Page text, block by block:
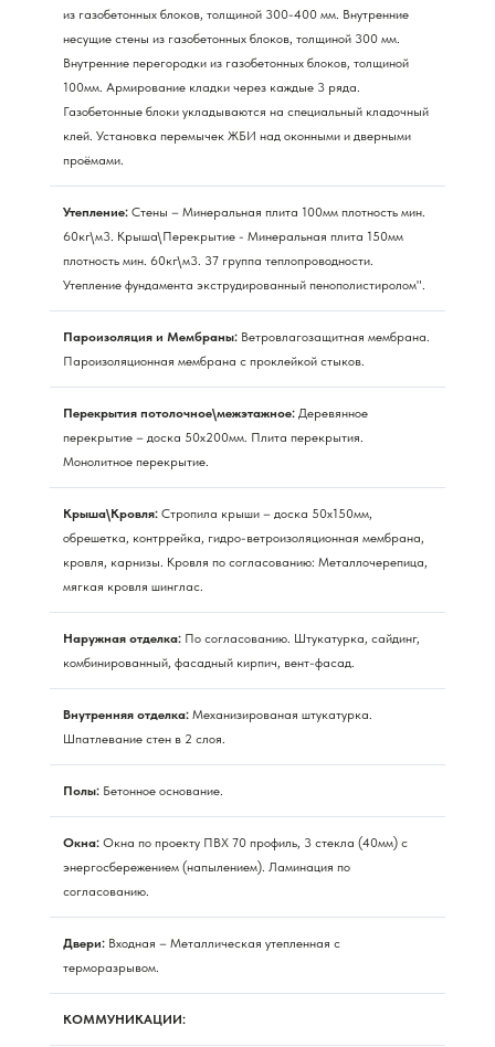
из газобетонных блоков, толщиной 300-400 мм. Внутренние
несущие стены из газобетонных блоков, толщиной 300 мм.
Внутренние перегородки из газобетонных блоков, толщиной
100мм. Армирование кладки через каждые 3 ряда.
Газобетонные блоки укладываются на специальный кладочный
клей. Установка перемычек ЖБИ над оконными и дверными
проёмами.
Утепление: Стены – Минеральная плита 100мм плотность мин.
60кг\м3. Крыша\Перекрытие - Минеральная плита 150мм
плотность мин. 60кг\м3. 37 группа теплопроводности.
Утепление фундамента экструдированный пенополистиролом".
Пароизоляция и Мембраны: Ветровлагозащитная мембрана.
Пароизоляционная мембрана с проклейкой стыков.
Перекрытия потолочное\межэтажное: Деревянное
перекрытие – доска 50х200мм. Плита перекрытия.
Монолитное перекрытие.
Крыша\Кровля: Стропила крыши – доска 50х150мм,
обрешетка, контррейка, гидро-ветроизоляционная мембрана,
кровля, карнизы. Кровля по согласованию: Металлочерепица,
мягкая кровля шинглас.
Наружная отделка: По согласованию. Штукатурка, сайдинг,
комбинированный, фасадный кирпич, вент-фасад.
Внутренняя отделка: Механизированая штукатурка.
Шпатлевание стен в 2 слоя.
Полы: Бетонное основание.
Окна: Окна по проекту ПВХ 70 профиль, 3 стекла (40мм) с
энергосбережением (напылением). Ламинация по
согласованию.
Двери: Входная – Металлическая утепленная с
терморазрывом.
КОММУНИКАЦИИ: